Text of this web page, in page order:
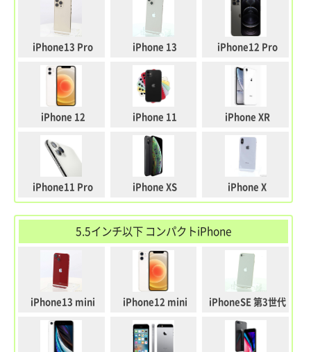
iPhone13 Pro iPhone 13 iPhone12 Pro
iPhone 12 iPhone 11 iPhone XR
iPhone11 Pro iPhone XS iPhone X
5.5インチ以下 コンパクトiPhone
iPhone13 mini iPhone12 mini iPhoneSE 第3世代